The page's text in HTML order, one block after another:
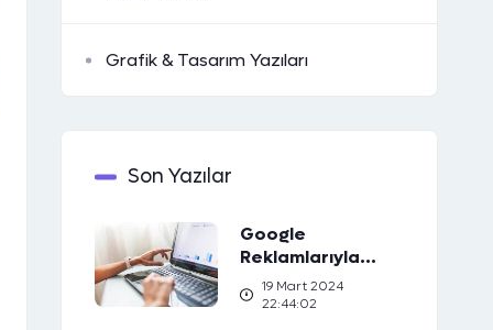
Grafik & Tasarım Yazıları
Son Yazılar
Google
Reklamlarıyla
Marka Bilinirliğinizi
Artırın
19 Mart 2024
22:44:02